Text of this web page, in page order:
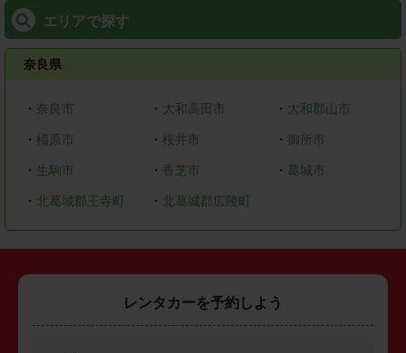
エリアで探す
奈良県
・ 奈良市 ・ 大和高田市 ・ 大和郡山市
・ 橿原市 ・ 桜井市 ・御所市
・ 生駒市 ・ 香芝市 ・ 葛城市
・ 北葛城郡王寺町 ・ 北葛城郡広陵町
レンタカーを予約しよう